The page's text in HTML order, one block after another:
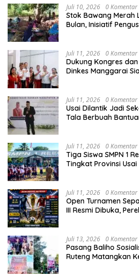
Juli 10, 2026 0 Komentar
Stok Bawang Merah
Bulan, Inisiatif
Juli 11, 2026 0 Komentar
Dukung Kongres dan
Dinkes Manggarai
Juli 11, 2026 0 Komentar
Usai Dilantik Jadi
Tala Berbuah
Juli 11, 2026 0 Komentar
Tiga Siswa SMPN 1
Tingkat Provinsi
Juli 11, 2026 0 Komentar
Open Turnamen
III Resmi Dibuka,
Juli 13, 2026 0 Komentar
Pasang Baliho
Ruteng Matangkan